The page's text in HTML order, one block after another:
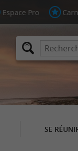
Espace Pro
SE